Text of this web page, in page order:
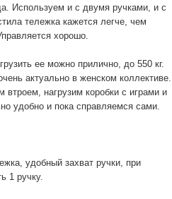
Используем и с двумя ручками, и с
тележка кажется легче, чем
хорошо.
ее можно прилично, до 550 кг.
актуально в женском коллективе.
втроем, нагрузим коробки с играми и
удобно и пока справляемся сами.
удобный захват ручки, при
1 ручку.